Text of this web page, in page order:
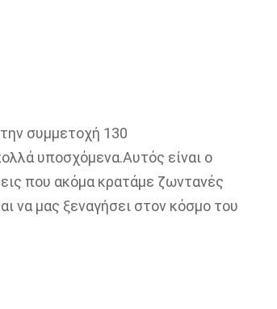
συμμετοχή 130
υποσχόμενα.Αυτός είναι ο
που ακόμα κρατάμε ζωντανές
να μας ξεναγήσει στον κόσμο του